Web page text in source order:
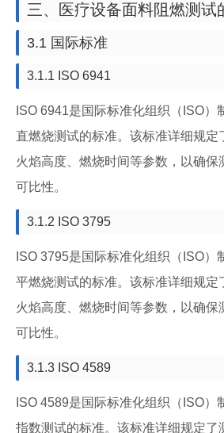
三、医疗设备面料阻燃测试
3.1 国际标准
3.1.1 ISO 6941
ISO 6941是国际标准化组织（ISO）
直燃烧测试的标准。该标准详细规定
火焰高度、燃烧时间等参数，以确保
可比性。
3.1.2 ISO 3795
ISO 3795是国际标准化组织（ISO）
平燃烧测试的标准。该标准详细规定
火焰高度、燃烧时间等参数，以确保
可比性。
3.1.3 ISO 4589
ISO 4589是国际标准化组织（ISO）
指数测试的标准。该标准详细规定了